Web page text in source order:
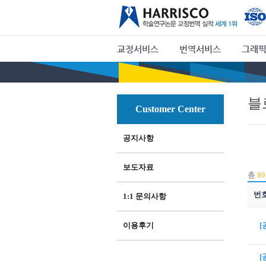
교정서비스 번역서비스 그래
Customer Center
공지사항
보도자료
1:1 문의사항
이용후기
블
총 80
번
[
[